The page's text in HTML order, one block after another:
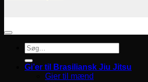
Søg
efter:
Gi’er til Brasiliansk Jiu Jitsu
Gier til mænd